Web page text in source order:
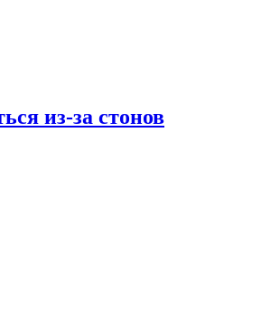
из-за стонов